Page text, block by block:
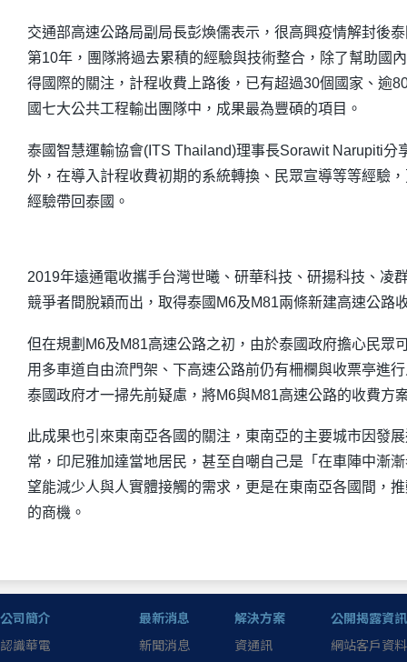
交通部高速公路局副局長彭煥儒表示，很高興疫情解封後
第10年，團隊將過去累積的經驗與技術整合，除了幫助國
得國際的關注，計程收費上路後，已有超過30個國家、逾
國七大公共工程輸出團隊中，成果最為豐碩的項目。
泰國智慧運輸協會(ITS Thailand)理事長Sorawit Narupiti
外，在導入計程收費初期的系統轉換、民眾宣導等等經驗
經驗帶回泰國。
2019年遠通電收攜手台灣世曦、研華科技、研揚科技、凌
競爭者間脫穎而出，取得泰國M6及M81兩條新建高速公
但在規劃M6及M81高速公路之初，由於泰國政府擔心民眾
用多車道自由流門架、下高速公路前仍有柵欄與收票亭進
泰國政府才一掃先前疑慮，將M6與M81高速公路的收費方
此成果也引來東南亞各國的關注，東南亞的主要城市因發
常，印尼雅加達當地居民，甚至自嘲自己是「在車陣中漸
望能減少人與人實體接觸的需求，更是在東南亞各國間，
的商機。
公司簡介
認識華電
最新消息
新聞消息
解決方案
資通訊
公開揭露資訊
網站客戶資